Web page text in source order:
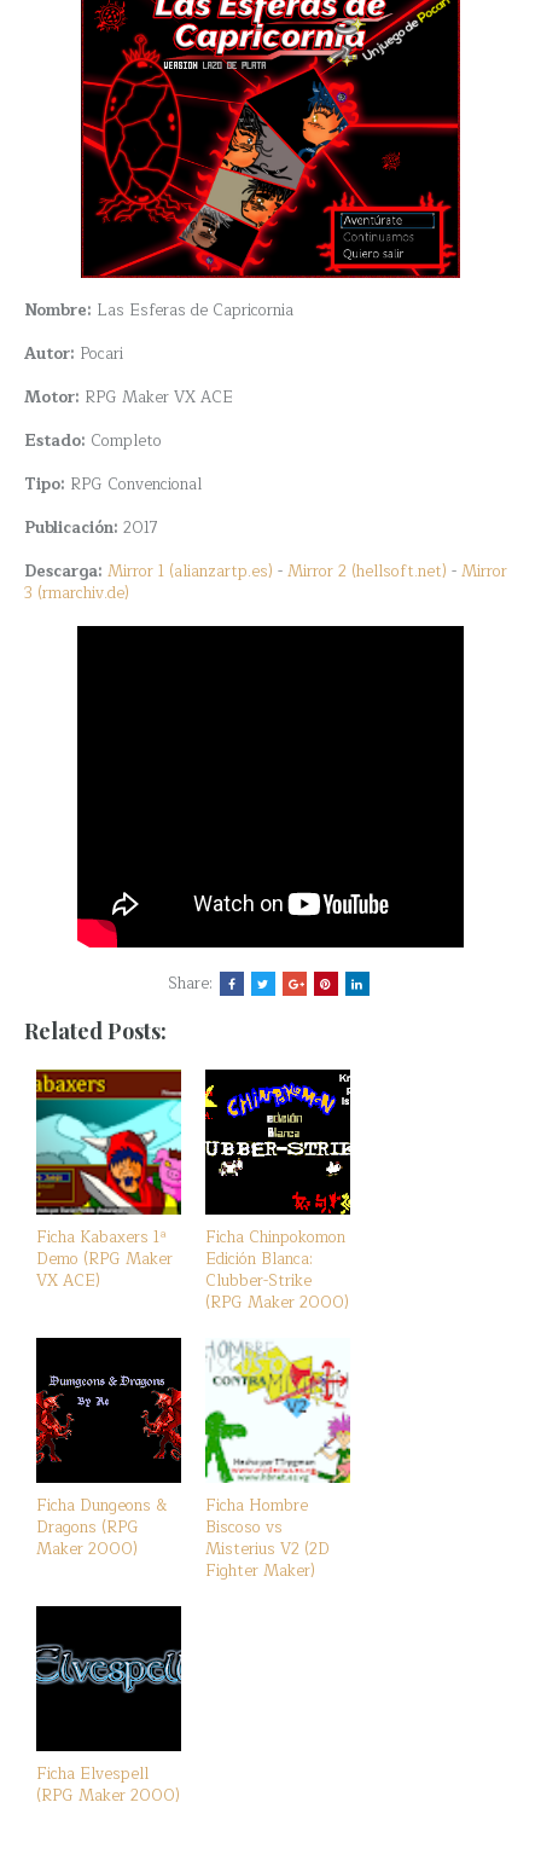
Nombre: Las Esferas de Capricornia
Autor: Pocari
Motor: RPG Maker VX ACE
Estado: Completo
Tipo: RPG Convencional
Publicación: 2017
Descarga: Mirror 1 (alianzartp.es) -Mirror 2 (hellsoft.net) -Mirror
3 (rmarchiv.de)
Share:
Related Posts:
Ficha Kabaxers 1ª
Demo (RPG Maker
VX ACE)
Ficha Chinpokomon
Edición Blanca:
Clubber-Strike
(RPG Maker 2000)
Ficha Dungeons &
Dragons (RPG
Maker 2000)
Ficha Hombre
Biscoso vs
Misterius V2 (2D
Fighter Maker)
Ficha Elvespell
(RPG Maker 2000)